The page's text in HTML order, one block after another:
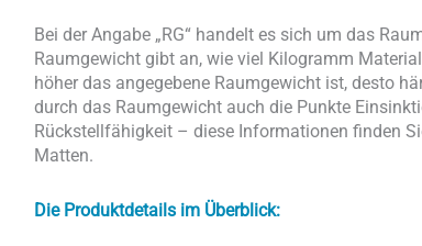
Bei der Angabe „RG“ handelt es sich um das
Raumgewicht gibt an, wie viel Kilogramm
höher das angegebene Raumgewicht ist, desto
durch das Raumgewicht auch die Punkte
Rückstellfähigkeit – diese Informationen finden
Matten.
Die Produktdetails im Überblick: